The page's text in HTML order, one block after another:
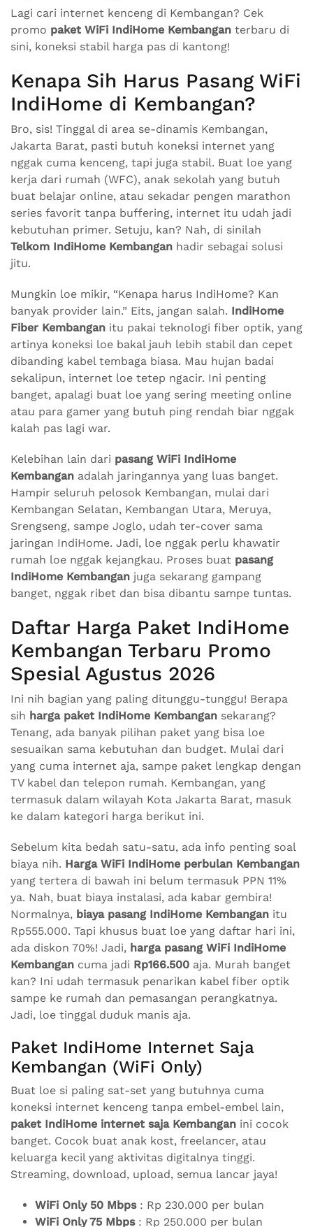
Lagi cari internet kenceng di Kembangan? Cek
promo paket WiFi IndiHome Kembangan terbaru di
sini, koneksi stabil harga pas di kantong!
Kenapa Sih Harus Pasang WiFi
IndiHome di Kembangan?
Bro, sis! Tinggal di area se-dinamis Kembangan,
Jakarta Barat, pasti butuh koneksi internet yang
nggak cuma kenceng, tapi juga stabil. Buat loe yang
kerja dari rumah (WFC), anak sekolah yang butuh
buat belajar online, atau sekadar pengen marathon
series favorit tanpa buffering, internet itu udah jadi
kebutuhan primer. Setuju, kan? Nah, di sinilah
Telkom IndiHome Kembangan hadir sebagai solusi
jitu.
Mungkin loe mikir, “Kenapa harus IndiHome? Kan
banyak provider lain.” Eits, jangan salah. IndiHome
Fiber Kembangan itu pakai teknologi fiber optik, yang
artinya koneksi loe bakal jauh lebih stabil dan cepet
dibanding kabel tembaga biasa. Mau hujan badai
sekalipun, internet loe tetep ngacir. Ini penting
banget, apalagi buat loe yang sering meeting online
atau para gamer yang butuh ping rendah biar nggak
kalah pas lagi war.
Kelebihan lain dari pasang WiFi IndiHome
Kembangan adalah jaringannya yang luas banget.
Hampir seluruh pelosok Kembangan, mulai dari
Kembangan Selatan, Kembangan Utara, Meruya,
Srengseng, sampe Joglo, udah ter-cover sama
jaringan IndiHome. Jadi, loe nggak perlu khawatir
rumah loe nggak kejangkau. Proses buat pasang
IndiHome Kembangan juga sekarang gampang
banget, nggak ribet dan bisa dibantu sampe tuntas.
Daftar Harga Paket IndiHome
Kembangan Terbaru Promo
Spesial Agustus 2026
Ini nih bagian yang paling ditunggu-tunggu! Berapa
sih harga paket IndiHome Kembangan sekarang?
Tenang, ada banyak pilihan paket yang bisa loe
sesuaikan sama kebutuhan dan budget. Mulai dari
yang cuma internet aja, sampe paket lengkap dengan
TV kabel dan telepon rumah. Kembangan, yang
termasuk dalam wilayah Kota Jakarta Barat, masuk
ke dalam kategori harga berikut ini.
Sebelum kita bedah satu-satu, ada info penting soal
biaya nih. Harga WiFi IndiHome perbulan Kembangan
yang tertera di bawah ini belum termasuk PPN 11%
ya. Nah, buat biaya instalasi, ada kabar gembira!
Normalnya, biaya pasang IndiHome Kembangan itu
Rp555.000. Tapi khusus buat loe yang daftar hari ini,
ada diskon 70%! Jadi, harga pasang WiFi IndiHome
Kembangan cuma jadi Rp166.500 aja. Murah banget
kan? Ini udah termasuk penarikan kabel fiber optik
sampe ke rumah dan pemasangan perangkatnya.
Jadi, loe tinggal duduk manis aja.
Paket IndiHome Internet Saja
Kembangan (WiFi Only)
Buat loe si paling sat-set yang butuhnya cuma
koneksi internet kenceng tanpa embel-embel lain,
paket IndiHome internet saja Kembangan ini cocok
banget. Cocok buat anak kost, freelancer, atau
keluarga kecil yang aktivitas digitalnya tinggi.
Streaming, download, upload, semua lancar jaya!
WiFi Only 50 Mbps: Rp 230.000 per bulan
WiFi Only 75 Mbps: Rp 250.000 per bulan